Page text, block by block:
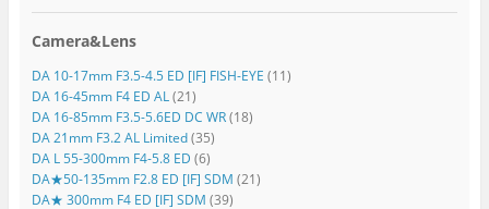
Camera&Lens
DA 10-17mm F3.5-4.5 ED [IF] FISH-EYE (11)
DA 16-45mm F4 ED AL(21)
DA 16-85mm F3.5-5.6ED DC WR(18)
DA 21mm F3.2 AL Limited(35)
DA L 55-300mm F4-5.8 ED (6)
DA★50-135mm F2.8 ED [IF] SDM (21)
DA★ 300mm F4 ED [IF] SDM (39)